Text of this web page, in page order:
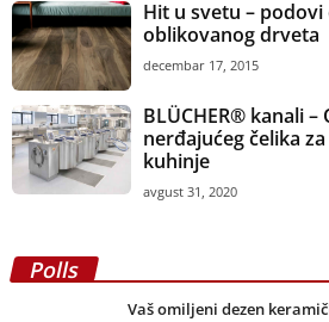
Hit u svetu –
oblikovanog drveta
decembar 17, 2015
BLÜCHER® kanali
nerđajućeg čelika
kuhinje
avgust 31, 2020
Polls
Vaš omiljeni dezen